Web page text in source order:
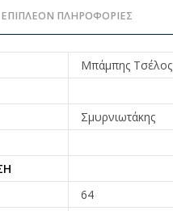
ΕΠΙΠΛΈΟΝ ΠΛΗΡΟΦΟΡΊΕΣ
Μπάμπης Τσέλος
Σμυρνιωτάκης
64